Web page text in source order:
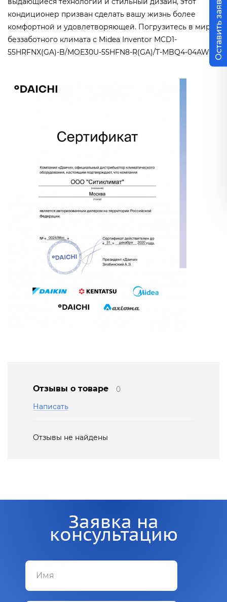
кондиционер призван сделать вашу жизнь более
комфортной и удовлетворяющей. Погрузитесь в мир
беззаботного климата с Midea Inventor MCD1-
55HRFNX(GA)-B/MOE30U-55HFN8-R(GA)/T-MBQ4-04AWD
Отзывы о товаре
0
Написать
Отзывы не найдены
Заявка на
консультацию
Оставить заявку